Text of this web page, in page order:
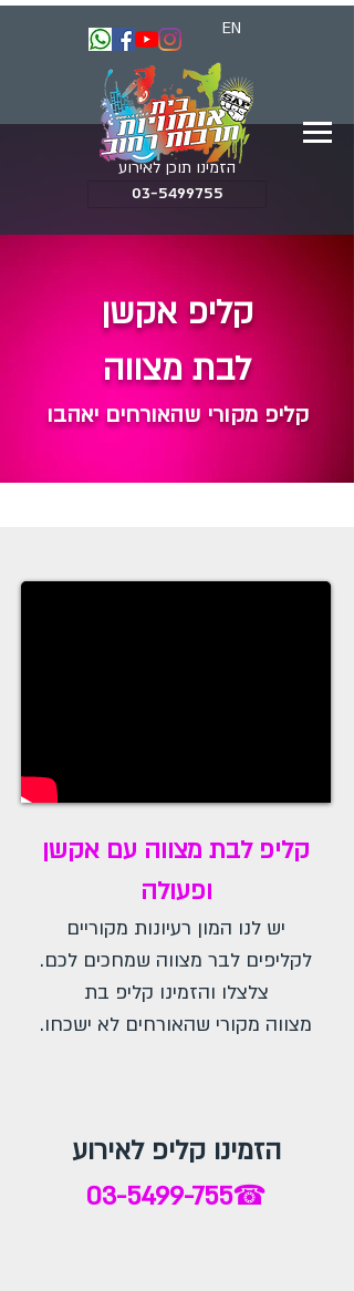
EN
הזמינו תוכן לאירוע
03-5499755
קליפ אקשן
לבת מצווה
קליפ מקורי שהאורחים יאהבו
קליפ לבת מצווה עם אקשן
ופעולה
יש לנו המון רעיונות מקוריים
לקליפים לבר מצווה שמחכים לכם.
צלצלו והזמינו קליפ בת
מצווה מקורי שהאורחים לא ישכחו.
הזמינו קליפ לאירוע
☎
03-5499-755